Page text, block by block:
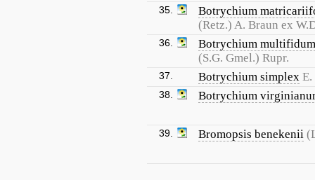
35.
Botrychium
(Retz.) A. Braun ex
36.
Botrychium multifidum
(S.G. Gmel.) Rupr.
37. Botrychium simplex
38. Botrychium
39. Bromopsis benekenii